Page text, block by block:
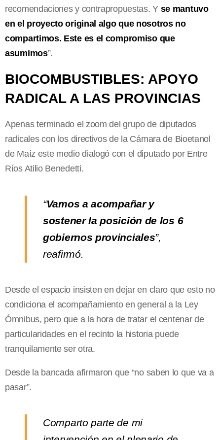
recomendaciones y contrapropuestas. Y se mantuvo
en el proyecto original algo que nosotros no
compartimos. Este es el compromiso que
asumimos”.
BIOCOMBUSTIBLES: APOYO
RADICAL A LAS PROVINCIAS
Apenas terminado el zoom del grupo de diputados
radicales con los directivos de la Cámara de Bioetanol
de Maíz este medio dialogó con el diputado por Entre
Ríos Atilio Benedetti.
“Vamos a acompañar y
sostener la posición de los 6
gobiernos provinciales”,
reafirmó.
Desde el espacio insisten en dejar en claro que esto no
condiciona el acompañamiento en general a la Ley
Ómnibus, pero que a la hora de tratar el centenar de
particularidades en el recinto la historia puede
tranquilamente ser otra.
Desde la bancada afirmaron que “no saben lo que va a
pasar”.
Comparto parte de mi